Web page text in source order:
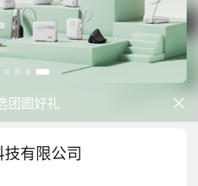
福利更省心
圆好礼

有限公司